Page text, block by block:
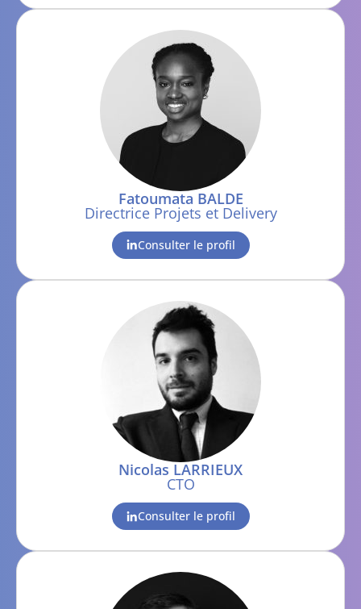
Fatoumata BALDE
Directrice Projets et Delivery
Consulter le profil
Nicolas LARRIEUX
CTO
Consulter le profil